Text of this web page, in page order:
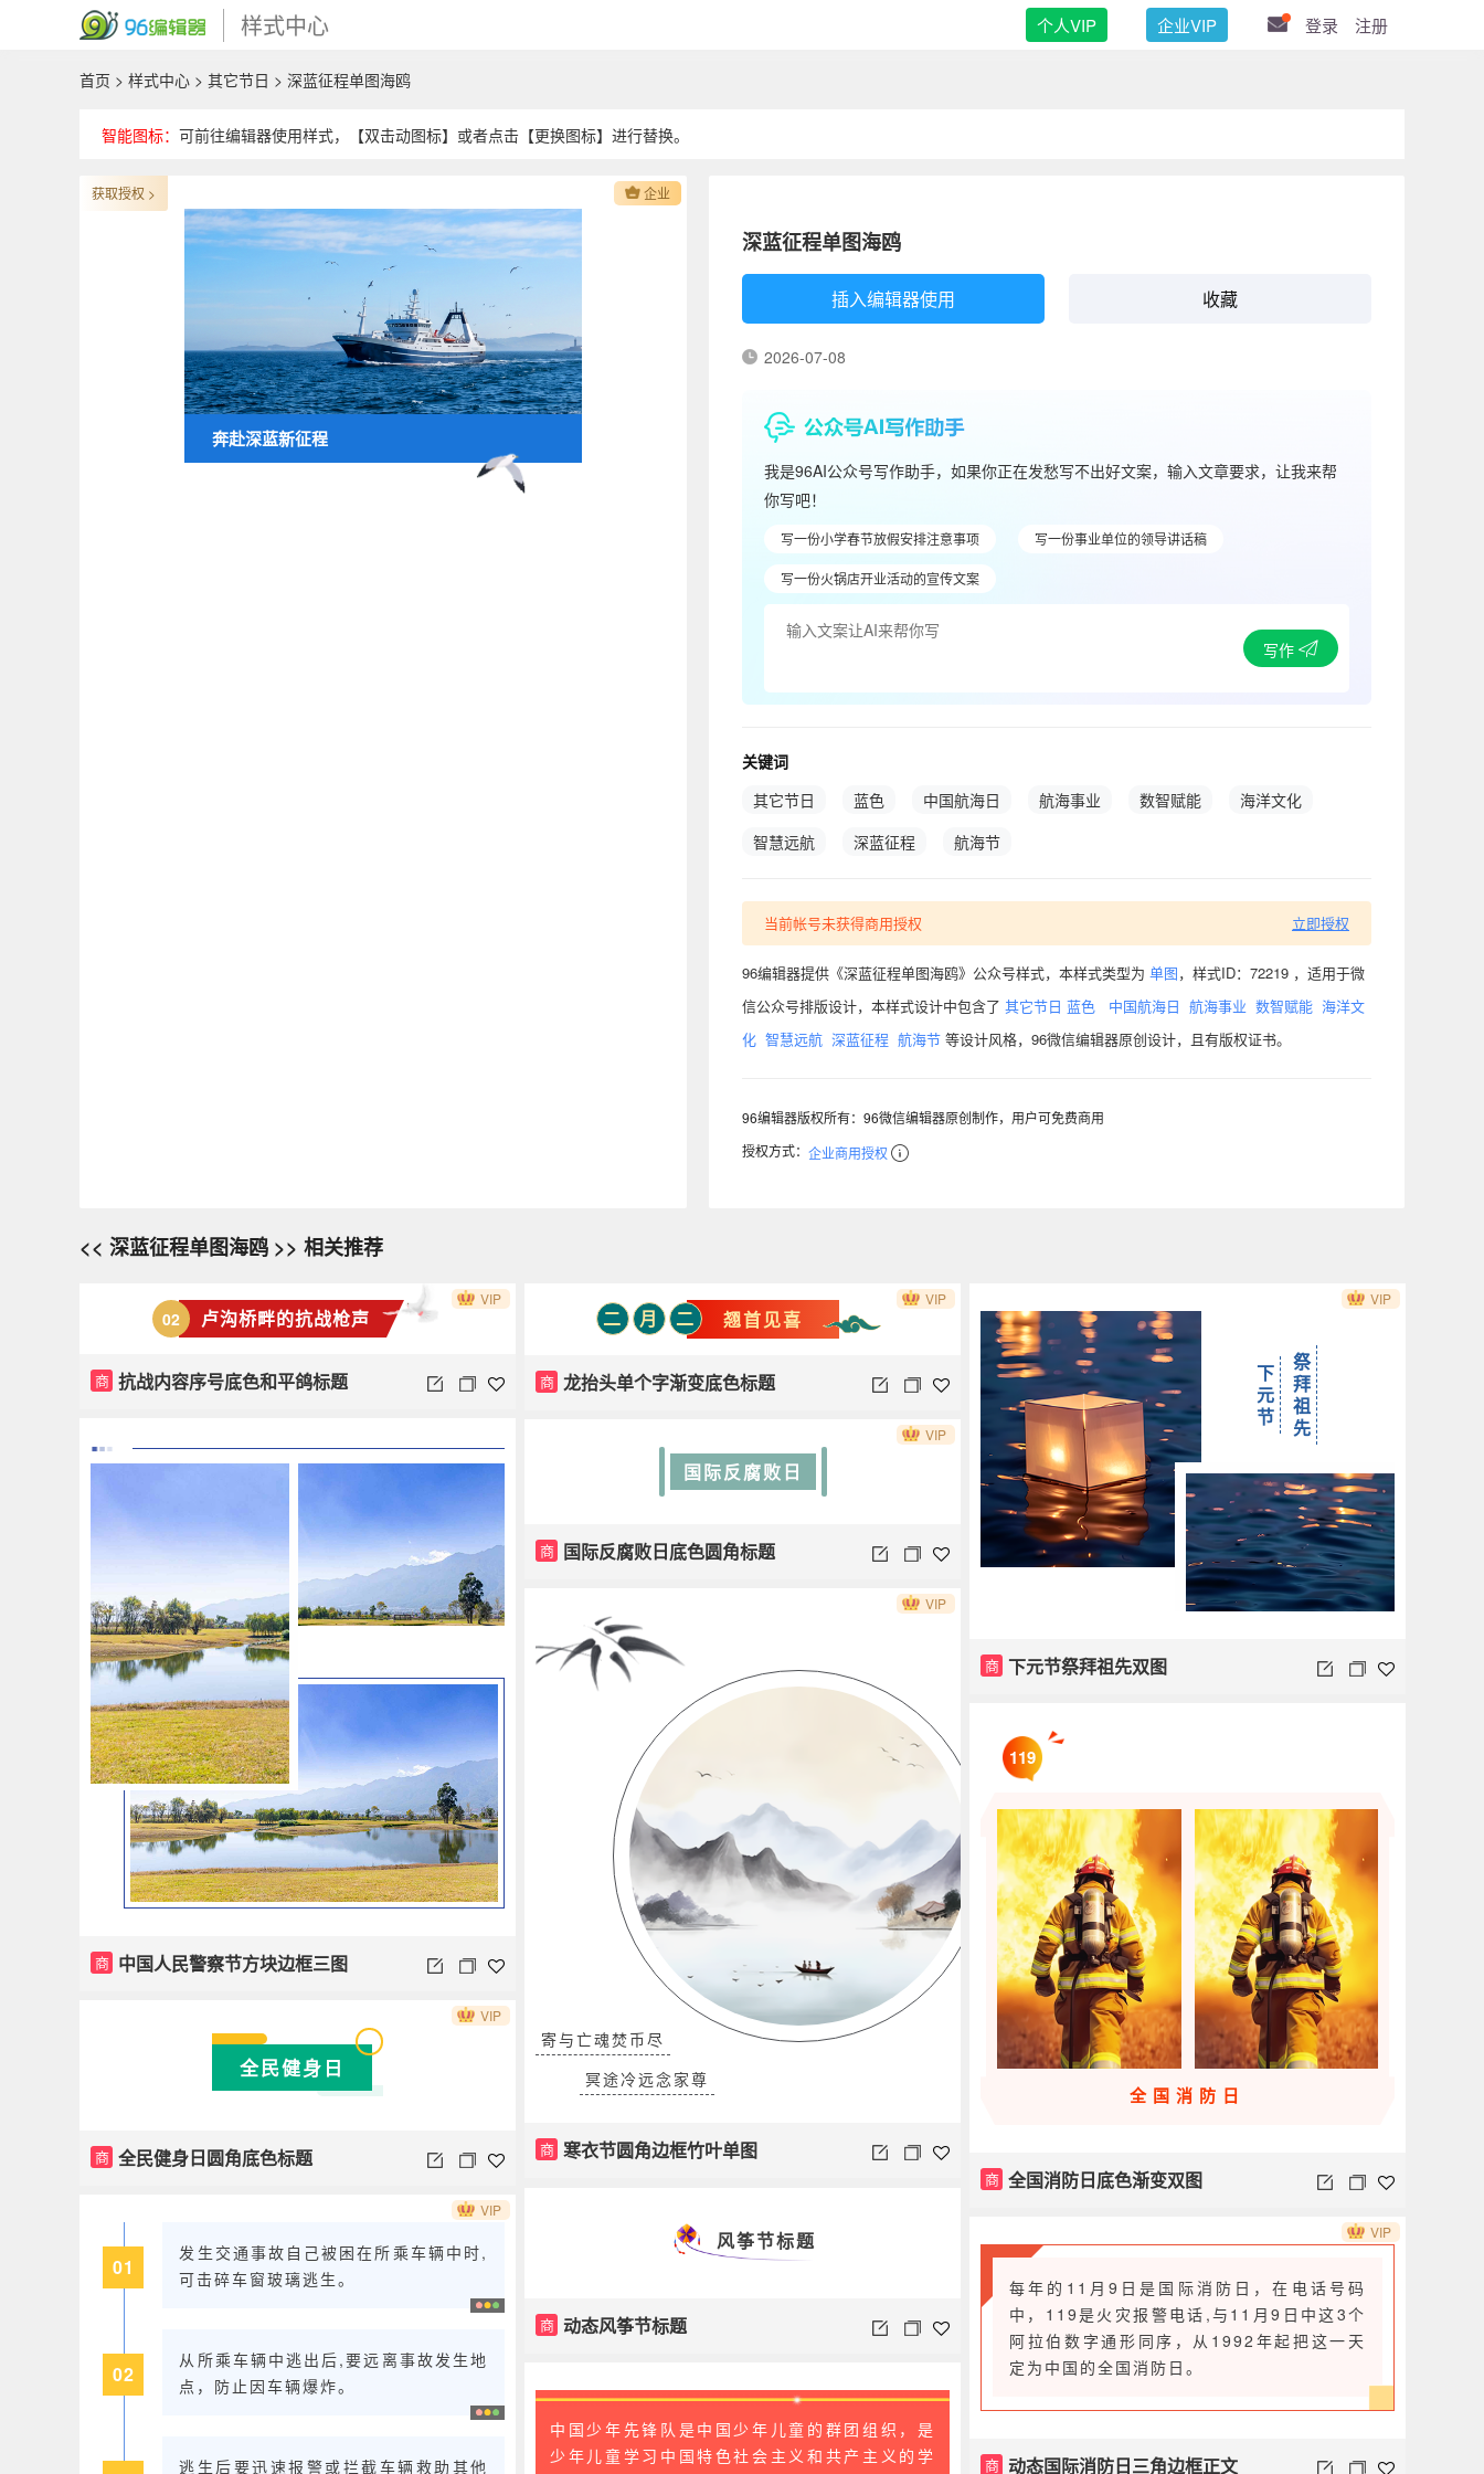
样式中心 个人VIP 企业VIP 登录 注册
首页 > 样式中心 > 其它节日 > 深蓝征程单图海鸥
智能图标： 可前往编辑器使用样式，【双击动图标】或者点击【更换图标】进行替换。
获取授权 > 企业
奔赴深蓝新征程
深蓝征程单图海鸥
插入编辑器使用 收藏
2026-07-08
我是96AI公众号写作助手，如果你正在发愁写不出好文案，输入文章要求，让我来帮
你写吧！
写一份小学春节放假安排注意事项 写一份事业单位的领导讲话稿
写一份火锅店开业活动的宣传文案
写作
关键词
其它节日
蓝色 中国航海日 航海事业 数智赋能
海洋文化
智慧远航
深蓝征程 航海节
当前帐号未获得商用授权 立即授权
96编辑器提供《深蓝征程单图海鸥》公众号样式，本样式类型为 单图，样式ID：72219 ，适用于微
信公众号排版设计，本样式设计中包含了 其它节日 蓝色 中国航海日 航海事业 数智赋能 海洋文
化 智慧远航 深蓝征程 航海节 等设计风格，96微信编辑器原创设计，且有版权证书。
96编辑器版权所有：96微信编辑器原创制作，用户可免费商用
授权方式： 企业商用授权
<< 深蓝征程单图海鸥 >> 相关推荐
02 卢沟桥畔的抗战枪声
商 抗战内容序号底色和平鸽标题
VIP
二 月 二 翘首见喜
商 龙抬头单个字渐变底色标题
VIP
下
元
节
祭
拜
祖
先
商 下元节祭拜祖先双图
VIP
商 中国人民警察节方块边框三图
国际反腐败日
商 国际反腐败日底色圆角标题
VIP
寄与亡魂焚币尽
冥途冷远念家尊
商 寒衣节圆角边框竹叶单图
VIP
119
全国消防日
商 全国消防日底色渐变双图
全民健身日
商 全民健身日圆角底色标题
VIP
风筝节标题
商 动态风筝节标题
01
发生交通事故自己被困在所乘车辆中时,
可击碎车窗玻璃逃生。
02
从所乘车辆中逃出后,要远离事故发生地
点，防止因车辆爆炸。
逃生后要迅速报警或拦截车辆救助其他
VIP
每年的11月9日是国际消防日，在电话号码
中，119是火灾报警电话,与11月9日中这3个
阿拉伯数字通形同序，从1992年起把这一天
定为中国的全国消防日。
商 动态国际消防日三角边框正文
VIP
中国少年先锋队是中国少年儿童的群团组织，是
少年儿童学习中国特色社会主义和共产主义的学